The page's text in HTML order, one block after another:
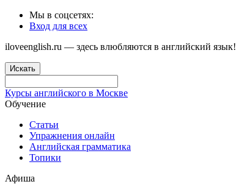
Мы в соцсетях:
Вход для всех
iloveenglish.ru — здесь влюбляются в английский язык!
Искать
Курсы английского в Москве
Обучение
Статьи
Упражнения онлайн
Английская грамматика
Топики
Афиша